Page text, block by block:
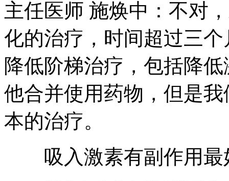
主任医师 施焕中：不对
化的治疗，时间超过三
降低阶梯治疗，包括降
他合并使用药物，但是
本的治疗。
吸入激素有副作用最